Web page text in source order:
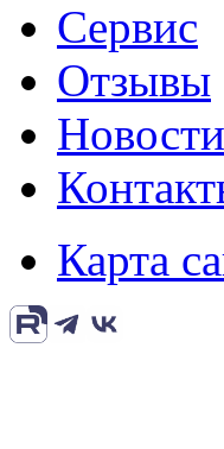
Сервис
Отзывы
Новости
Карта